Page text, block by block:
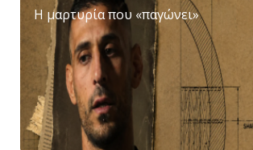
Η μαρτυρία που «παγώνει»